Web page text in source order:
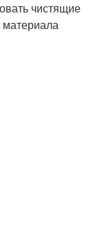
чистящие